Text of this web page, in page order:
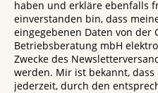
haben und erkläre ebenfalls
einverstanden bin, dass
eingegebenen Daten von
Betriebsberatung mbH
Zwecke des
werden. Mir ist bekannt,
jederzeit, durch den